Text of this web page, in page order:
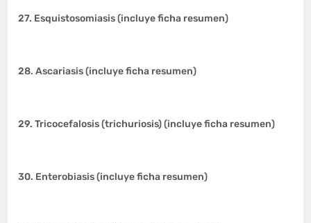
27. Esquistosomiasis (incluye ficha resumen)
28. Ascariasis (incluye ficha resumen)
29. Tricocefalosis (trichuriosis) (incluye ficha resumen)
30. Enterobiasis (incluye ficha resumen)